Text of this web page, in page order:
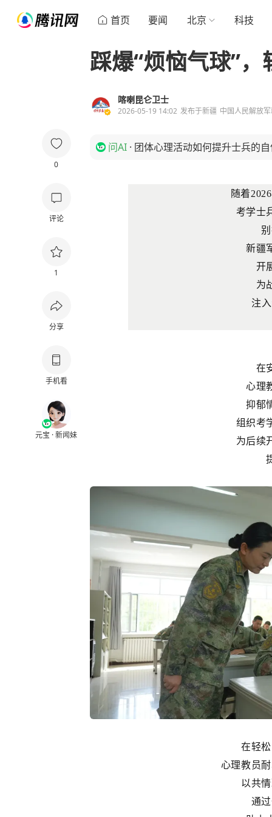
首页 要闻 北京 科技
0
评论
1
分享
手机看
元宝 · 新闻妹
踩爆“烦恼气球”
喀喇昆仑卫士
2026-05-19 14:02 发布于新疆 中国人民解放
问AI · 团体心理活动如何提升士兵的
随着
考学士
新疆
开
为
注
在
心理
抑郁
组织考
为后续
在轻
心理教员
以共
通